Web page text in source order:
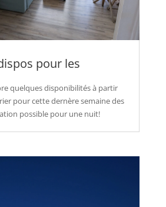
pour les
quelques disponibilités à partir
pour cette dernère semaine des
possible pour une nuit!